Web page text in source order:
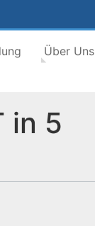
Über Uns
in 5